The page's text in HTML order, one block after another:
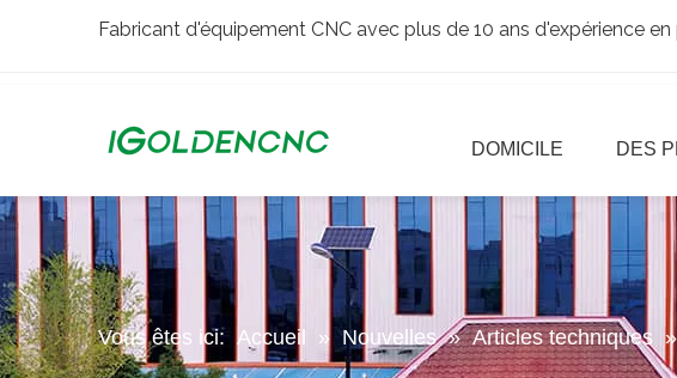
Fabricant d'équipement CNC avec plus de 10 ans d'expérience
DOMICILE DES
Vous êtes ici: Accueil » Nouvelles » Articles techniques